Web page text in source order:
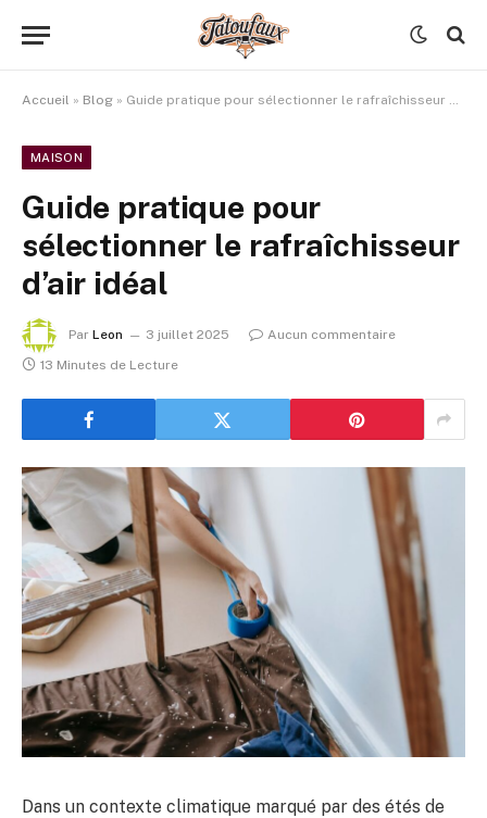
Accueil » Blog » Guide pratique pour sélectionner le rafraîchisseur d’air idéal
MAISON
Guide pratique pour
sélectionner le rafraîchisseur
d’air idéal
Par Leon 3 juillet 2025
Aucun commentaire
13 Minutes de Lecture
Dans un contexte climatique marqué par des étés de